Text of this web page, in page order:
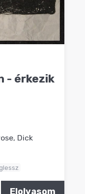
- érkezik
Dick
Elolvasom